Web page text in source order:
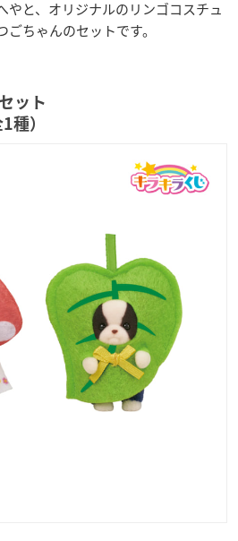
やと、オリジナルのリンゴコスチュ
ちゃんのセットです。
ット
種）